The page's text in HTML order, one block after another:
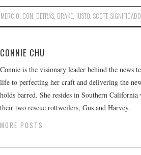
, CON, DETRÁS, DRAKE, JUSTO,SCOTT,SIGNIFICADO
CONNIE CHU
Connie is the visionary leader behind the news
life to perfecting her craft and delivering the
holds barred. She resides in Southern
their two rescue rottweilers, Gus and Harvey.
MORE POSTS